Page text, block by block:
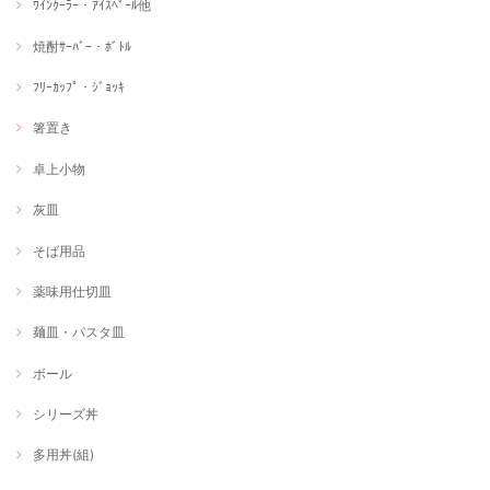
ﾜｲﾝｸｰﾗｰ・ｱｲｽﾍﾟｰﾙ他
焼酎ｻｰﾊﾞｰ・ﾎﾞﾄﾙ
ﾌﾘｰｶｯﾌﾟ・ｼﾞｮｯｷ
箸置き
卓上小物
灰皿
そば用品
薬味用仕切皿
麺皿・パスタ皿
ボール
シリーズ丼
多用丼(組)